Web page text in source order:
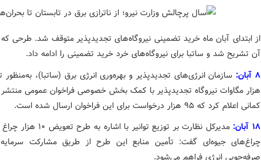
از ابتدای آبان ماه خرید تضمینی نیروگاه‌های تجدیدپذیر متوقف شد. طرحی
آن تشریح شد و ساتبا برای نیروگاه‌های خرد خرید تضمینی را ادامه داد.
۸ آبان:
هزار مگاوات نیروگاه تجدیدپذیر با کمک بخش خصوصی فراخوان عمومی
کمانی اعلام کرد که ۹۵ هزار درخواست برای این فراخوان ارسال شده است.
۱۸ آبان:
چراغ‌های جیوه‌ای گفت: تأمین منابع این طرح از طریق مشارکت
صرفه‌جویی انرژی فراهم می‌شود.